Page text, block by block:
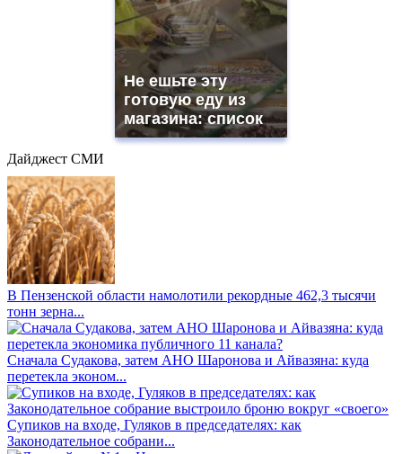
Не ешьте эту
готовую еду из
магазина: список
Дайджест СМИ
В Пензенской области намолотили рекордные 462,3 тысячи
тонн зерна...
Сначала Судакова, затем АНО Шаронова и Айвазяна: куда
перетекла эконом...
Супиков на входе, Гуляков в председателях: как
Законодательное собрани...